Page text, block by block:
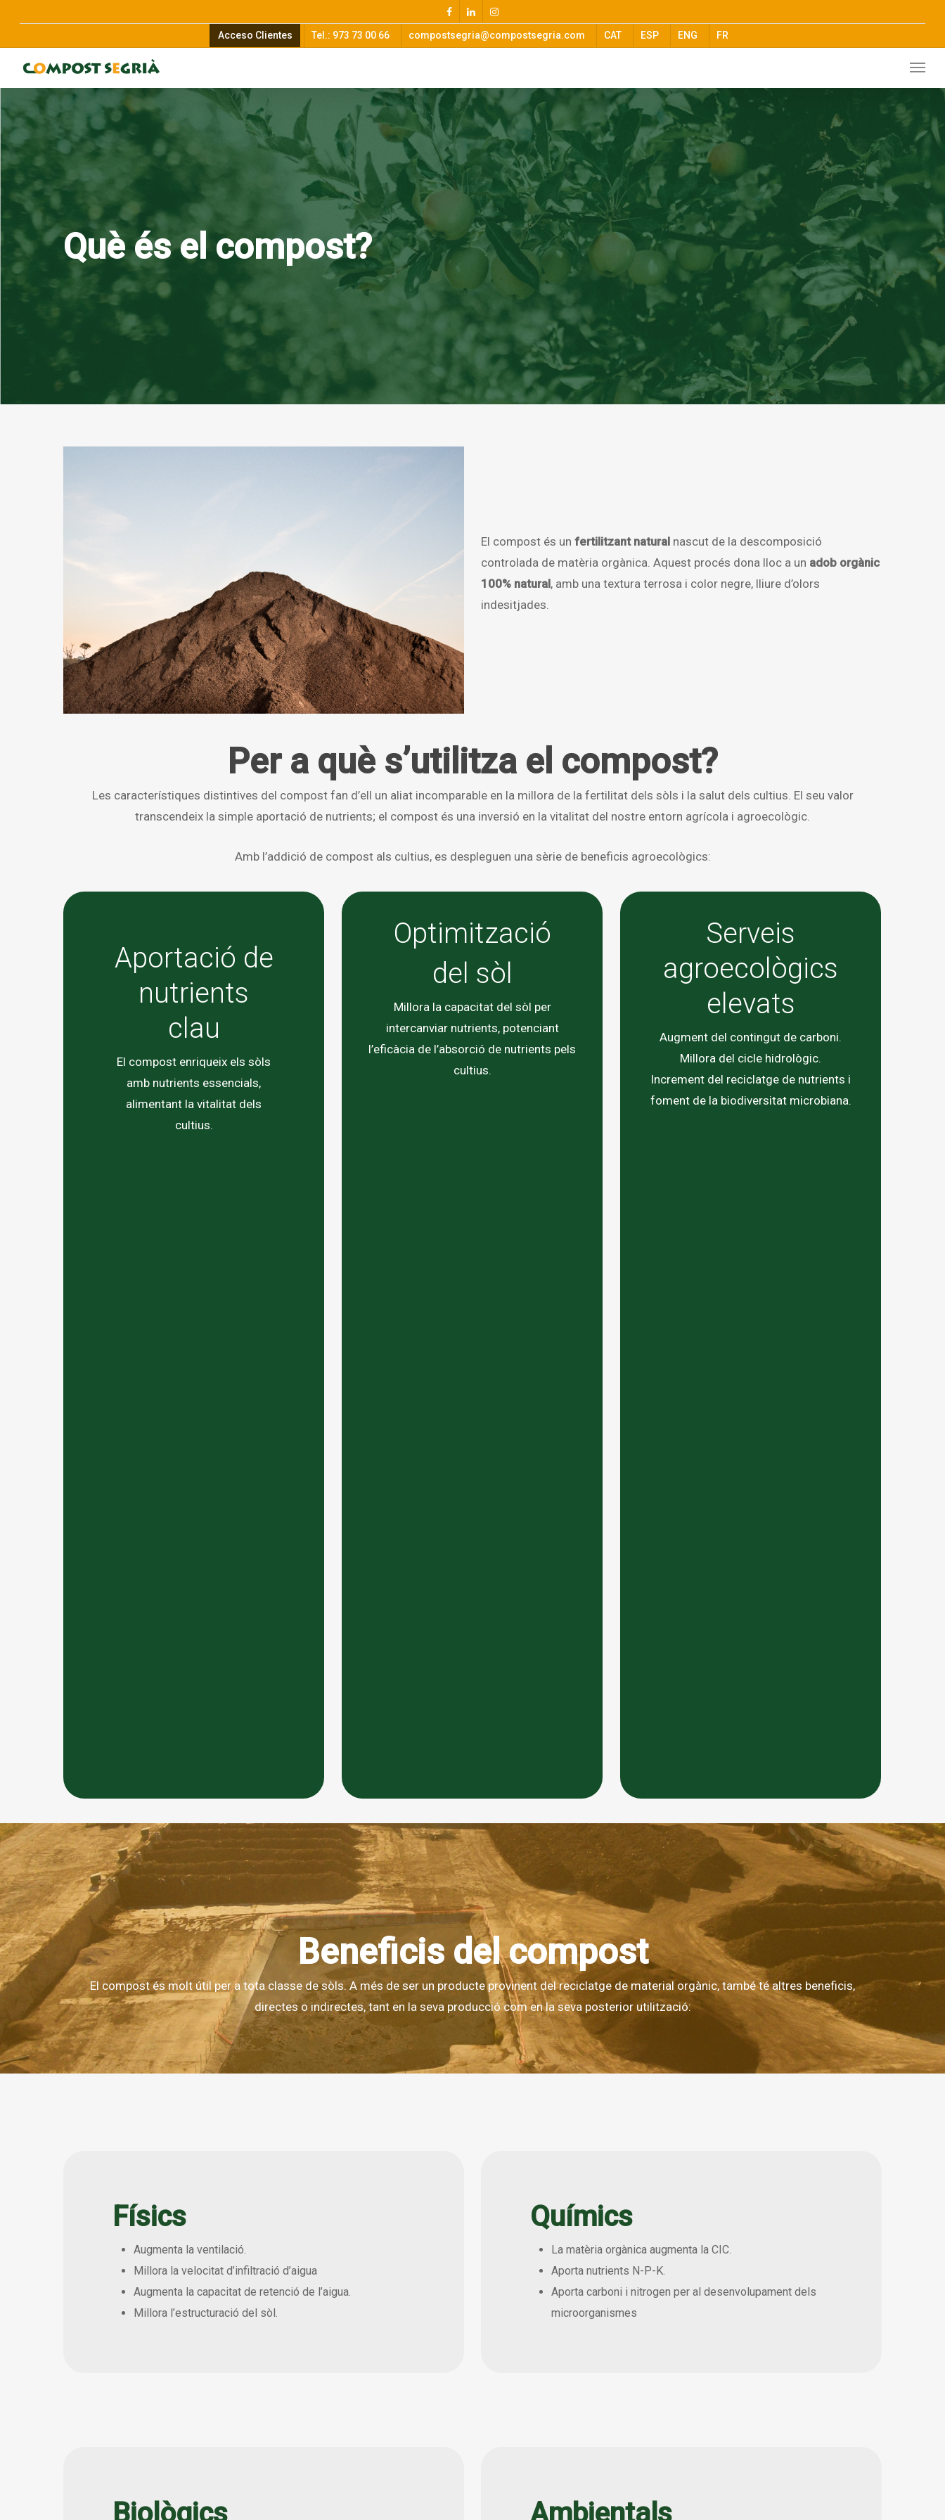
Acceso Clientes Tel.: 973 73 00 66 compostsegria@compostsegria.com CAT ESP ENG FR
Què és el compost?
El compost és un fertilitzant natural nascut de la descomposició
controlada de matèria orgànica. Aquest procés dona lloc a un adob orgànic
100% natural, amb una textura terrosa i color negre, lliure d’olors
indesitjades.
Per a què s’utilitza el compost?
Les característiques distintives del compost fan d’ell un aliat incomparable en la millora de la fertilitat dels sòls i la salut dels cultius. El seu valor
transcendeix la simple aportació de nutrients; el compost és una inversió en la vitalitat del nostre entorn agrícola i agroecològic.
Amb l’addició de compost als cultius, es despleguen una sèrie de beneficis agroecològics:
Aportació de
nutrients
clau
El compost enriqueix els sòls
amb nutrients essencials,
alimentant la vitalitat dels
cultius.
Optimització
del sòl
Millora la capacitat del sòl per
intercanviar nutrients, potenciant
l’eficàcia de l’absorció de nutrients pels
cultius.
Serveis
agroecològics
elevats
Augment del contingut de carboni.
Millora del cicle hidrològic.
Increment del reciclatge de nutrients i
foment de la biodiversitat microbiana.
Beneficis del compost
El compost és molt útil per a tota classe de sòls. A més de ser un producte provinent del reciclatge de material orgànic, també té altres beneficis,
directes o indirectes, tant en la seva producció com en la seva posterior utilització:
Físics
Augmenta la ventilació.
Millora la velocitat d’infiltració d’aigua
Augmenta la capacitat de retenció de l’aigua.
Millora l’estructuració del sòl.
Químics
La matèria orgànica augmenta la CIC.
Aporta nutrients N-P-K.
Aporta carboni i nitrogen per al desenvolupament dels
microorganismes
Biològics Ambientals